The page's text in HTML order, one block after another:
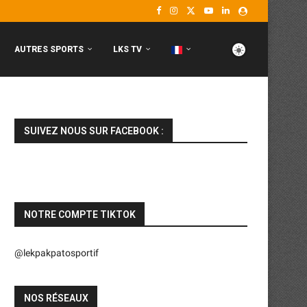
AUTRES SPORTS LKS TV
SUIVEZ NOUS SUR FACEBOOK :
NOTRE COMPTE TIKTOK
@lekpakpatosportif
NOS RÉSEAUX